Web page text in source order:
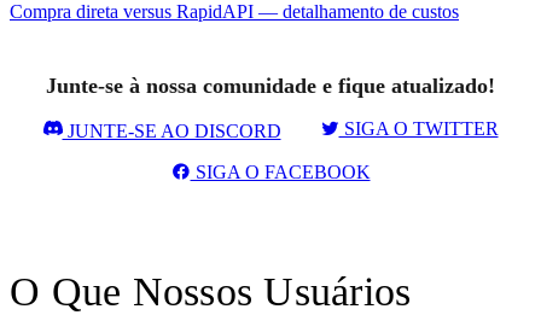
Compra direta versus RapidAPI — detalhamento de custos
Junte-se à nossa comunidade e fique atualizado!
JUNTE-SE AO DISCORD SIGA O TWITTER
SIGA O FACEBOOK
O Que Nossos Usuários